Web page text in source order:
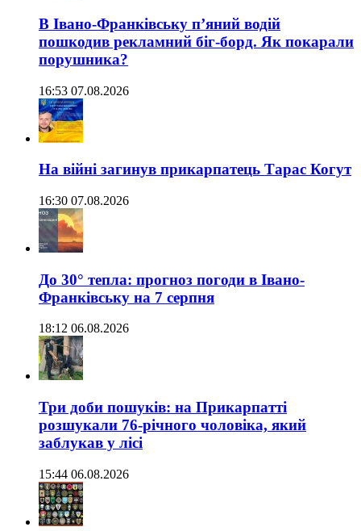
В Івано-Франківську п’яний водій
пошкодив рекламний біг-борд. Як покарали
порушника?
16:53 07.08.2026
На війні загинув прикарпатець Тарас Когут
16:30 07.08.2026
До 30° тепла: прогноз погоди в Івано-
Франківську на 7 серпня
18:12 06.08.2026
Три доби пошуків: на Прикарпатті
розшукали 76-річного чоловіка, який
заблукав у лісі
15:44 06.08.2026